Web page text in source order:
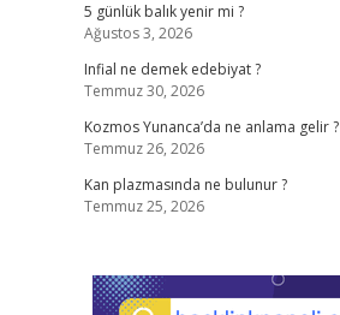
5 günlük balık yenir mi ?
Ağustos 3, 2026
Infial ne demek edebiyat ?
Temmuz 30, 2026
Kozmos Yunanca’da ne anlama gelir ?
Temmuz 26, 2026
Kan plazmasında ne bulunur ?
Temmuz 25, 2026